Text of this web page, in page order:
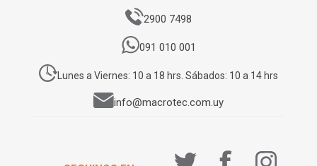
2900 7498
091 010 001
Lunes a Viernes: 10 a 18 hrs. Sábados: 10 a 14 hrs
info@macrotec.com.uy